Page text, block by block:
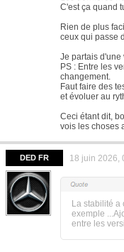
C'est ça quand
Rien de plus
ceux qui passe
Je partais d'une
PS : Entre les
changement.
Faut faire des
et évoluer au
Ceci étant dit,
vois les choses
DED FR 18 juin 2026,
La stabilité a
exemple
entre les